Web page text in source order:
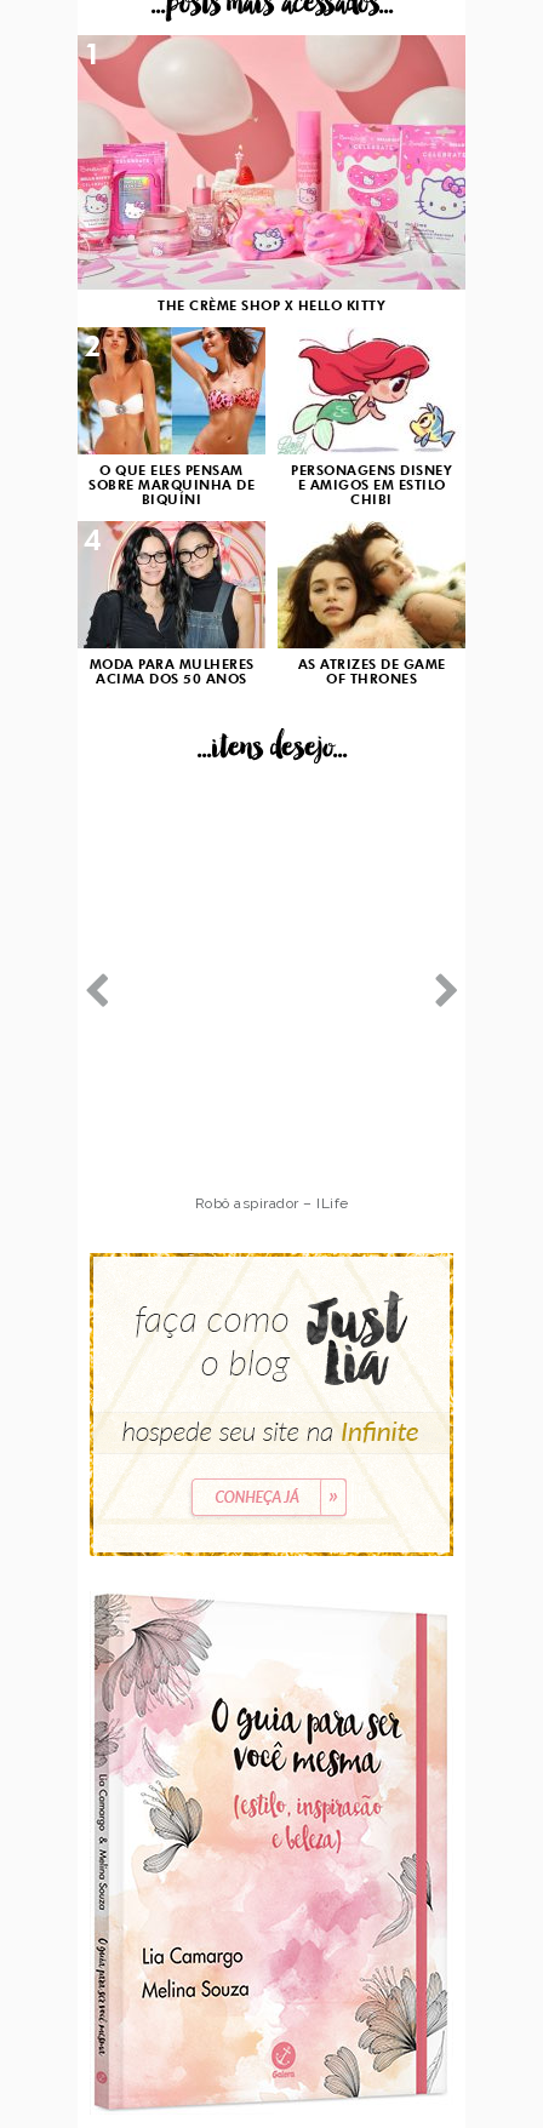
THE CRÈME SHOP X HELLO KITTY
1
O QUE ELES PENSAM
SOBRE MARQUINHA DE
BIQUÍNI
2
PERSONAGENS DISNEY
E AMIGOS EM ESTILO
CHIBI
3
MODA PARA MULHERES
ACIMA DOS 50 ANOS
4
AS ATRIZES DE GAME
OF THRONES
...itens desejo...
Robô aspirador – ILife